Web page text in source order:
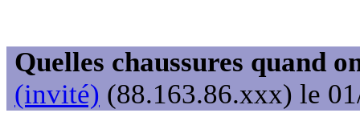
Quelles chaussures quand
(invité) (88.163.86.xxx) le